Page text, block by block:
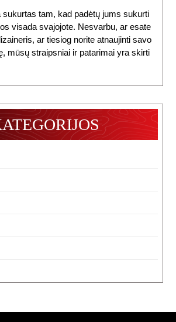
sukurtas tam, kad padėtų jums sukurti
visada svajojote. Nesvarbu, ar esate
ar tiesiog norite atnaujinti savo
mūsų straipsniai ir patarimai yra skirti